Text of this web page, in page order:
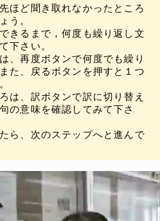
ほど聞き取れなかったところ
う。
きるまで，何度も繰り返し文
下さい。
、再度ボタンで何度でも繰り
た、戻るボタンを押すと１つ
は、訳ボタンで訳に切り替え
の意味を確認してみて下さ
ら、次のステップへと進んで